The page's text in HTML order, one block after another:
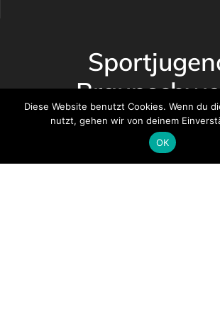
© 2026 Sportjugend Braunschweig.
Mesmerize-Theme
Diese Website benutzt Cookies. Wenn du
nutzt, gehen wir von deinem
OK